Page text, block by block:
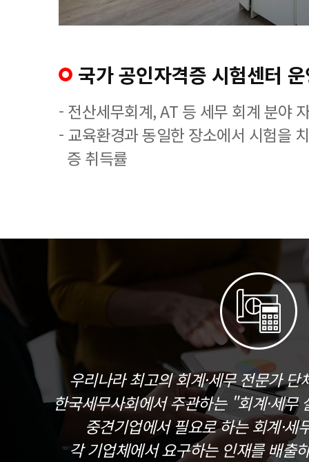
국가 공인자격증 시험센터
- 전산세무회계, AT 등 세무 회계 분야
- 교육환경과 동일한 장소에서 시험을
증 취득률
우리나라 최고의 회계·세무 전문가
한국세무사회에서 주관하는 "회계·세무
중견기업에서 필요로 하는 회계·세
각 기업체에서 요구하는 인재를 배출